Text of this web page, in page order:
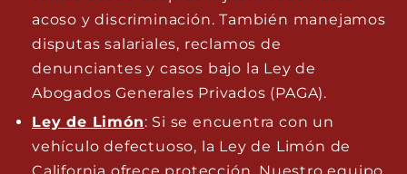
acoso y discriminación. También manejamos
disputas salariales, reclamos de
denunciantes y casos bajo la Ley de
Abogados Generales Privados (PAGA).
Ley de Limón: Si se encuentra con un
vehículo defectuoso, la Ley de Limón de